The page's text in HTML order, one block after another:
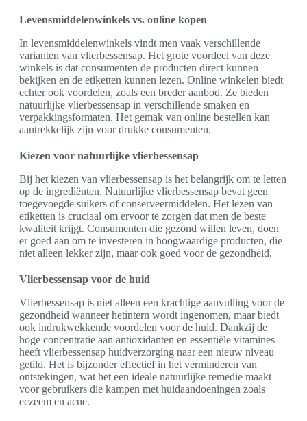
Levensmiddelenwinkels vs. online kopen
In levensmiddelenwinkels vindt men vaak verschillende
varianten van vlierbessensap. Het grote voordeel van deze
winkels is dat consumenten de producten direct kunnen
bekijken en de etiketten kunnen lezen. Online winkelen biedt
echter ook voordelen, zoals een breder aanbod. Ze bieden
natuurlijke vlierbessensap in verschillende smaken en
verpakkingsformaten. Het gemak van online bestellen kan
aantrekkelijk zijn voor drukke consumenten.
Kiezen voor natuurlijke vlierbessensap
Bij het kiezen van vlierbessensap is het belangrijk om te letten
op de ingrediënten. Natuurlijke vlierbessensap bevat geen
toegevoegde suikers of conserveermiddelen. Het lezen van
etiketten is cruciaal om ervoor te zorgen dat men de beste
kwaliteit krijgt. Consumenten die gezond willen leven, doen
er goed aan om te investeren in hoogwaardige producten, die
niet alleen lekker zijn, maar ook goed voor de gezondheid.
Vlierbessensap voor de huid
Vlierbessensap is niet alleen een krachtige aanvulling voor de
gezondheid wanneer hetintern wordt ingenomen, maar biedt
ook indrukwekkende voordelen voor de huid. Dankzij de
hoge concentratie aan antioxidanten en essentiële vitamines
heeft vlierbessensap huidverzorging naar een nieuw niveau
getild. Het is bijzonder effectief in het verminderen van
ontstekingen, wat het een ideale natuurlijke remedie maakt
voor gebruikers die kampen met huidaandoeningen zoals
eczeem en acne.